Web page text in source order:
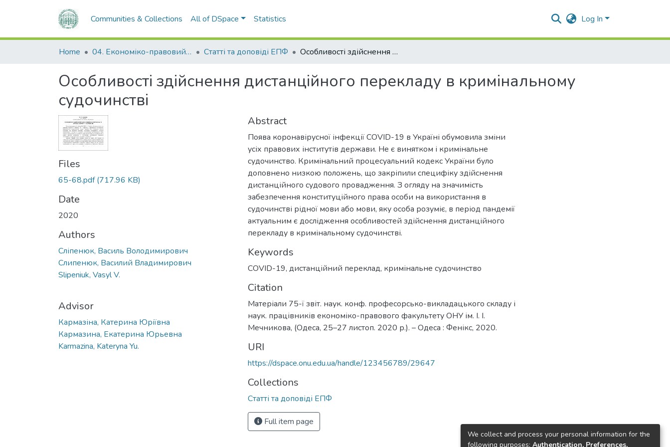
Communities & Collections All of DSpace Statistics Log In
Home 04. Економіко-правовий факультет Статті та доповіді ЕПФ Особливості здійснення дистанційного перекладу в кримінальному судочинстві
Особливості здійснення дистанційного перекладу в кримінальному
судочинстві
Files
65-68.pdf(717.96 KB)
Date
2020
Authors
Сліпенюк, Василь Володимирович
Слипенюк, Василий Владимирович
Slipeniuk, Vasyl V.
Advisor
Кармазіна, Катерина Юріївна
Кармазина, Екатерина Юрьевна
Karmazina, Kateryna Yu.
Abstract
Поява коронавірусної інфекції COVID-19 в Україні обумовила зміни
усіх правових інститутів держави. Не є винятком і кримінальне
судочинство. Кримінальний процесуальний кодекс України було
доповнено низкою положень, що закріпили специфіку здійснення
дистанційного судового провадження. З огляду на значимість
забезпечення конституційного права особи на використання в
судочинстві рідної мови або мови, яку особа розуміє, в період пандемії
актуальним є дослідження особливостей здійснення дистанційного
перекладу в кримінальному судочинстві.
Keywords
COVID-19, дистанційний переклад, кримінальне судочинство
Citation
Матеріали 75-ї звіт. наук. конф. професорсько-викладацького складу і
наук. працівників економіко-правового факультету ОНУ ім. І. І.
Мечникова, (Одеса, 25–27 листоп. 2020 р.). – Одеса : Фенікс, 2020.
URI
https://dspace.onu.edu.ua/handle/123456789/29647
Collections
Статті та доповіді ЕПФ
Full item page
We collect and process your personal information for the
following purposes: Authentication, Preferences,